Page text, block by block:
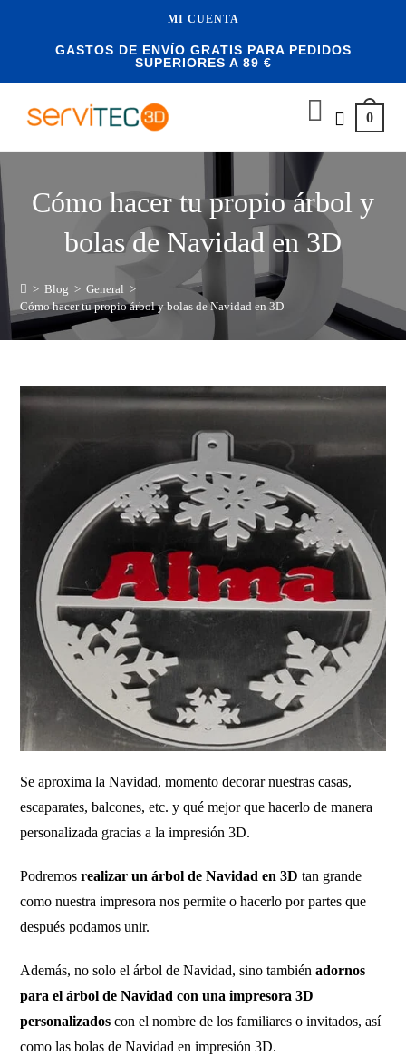
MI CUENTA
GASTOS DE ENVÍO GRATIS PARA PEDIDOS
SUPERIORES A 89 €
0
Cómo hacer tu propio árbol y
bolas de Navidad en 3D
> Blog > General >
Cómo hacer tu propio árbol y bolas de Navidad en 3D
Se aproxima la Navidad, momento decorar nuestras casas,
escaparates, balcones, etc. y qué mejor que hacerlo de manera
personalizada gracias a la impresión 3D.
Podremosrealizar un árbol de Navidad en 3D tan grande
como nuestra impresora nos permite o hacerlo por partes que
después podamos unir.
Además, no solo el árbol de Navidad, sino tambiénadornos
para el árbol de Navidad con una impresora 3D
personalizados con el nombre de los familiares o invitados, así
como las bolas de Navidad en impresión 3D.